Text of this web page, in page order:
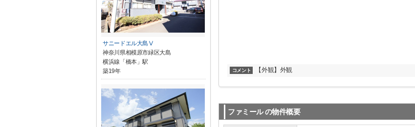
コメント 【外観】外観
ファミールの物件概要
サニードエル大島Ⅴ
神奈川県相模原市緑区大島
横浜線「橋本」駅
築19年